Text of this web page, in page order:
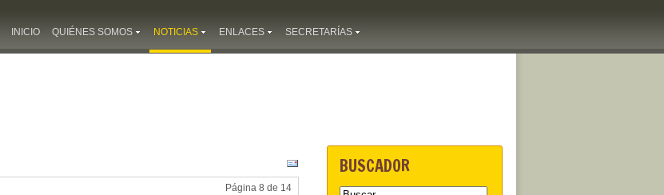
INICIO QUIÉNES SOMOS NOTICIAS ENLACES SECRETARÍAS
Página 8 de 14
BUSCADOR